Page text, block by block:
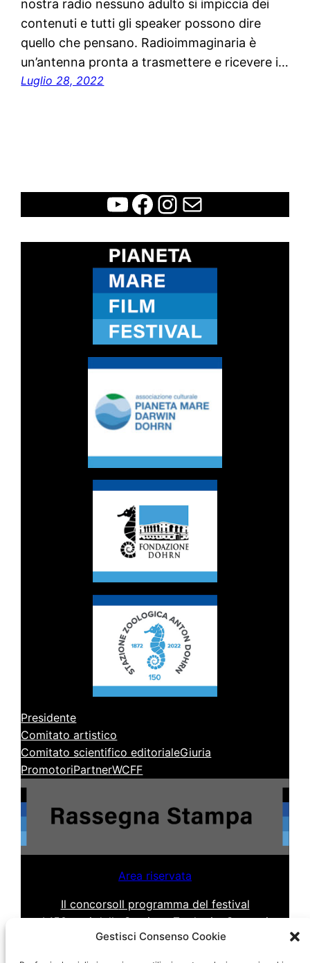
Gestisci Consenso Cookie
nostra radio nessuno adulto si impiccia dei
contenuti e tutti gli speaker possono dire
quello che pensano. Radioimmaginaria è
un’antenna pronta a trasmettere e ricevere i…
Luglio 28, 2022
WCFF
Facebook
Instagram
Contatti
Presidente
Comitato artistico
Comitato scientifico editorialeGiuria
PromotoriPartnerWCFF
Area riservata
Il concorsoIl programma del festival
I 150 anni della Stazione ZoologicaContatti